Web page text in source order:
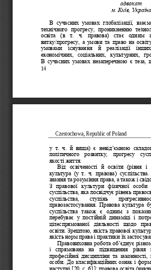
14
адвокат
м. Київ, Україна
В  сучасних  умовах  глобалізації,
технічного  прогресу,  проникненню
освіта  (в  т.  ч.  правова)  стає  одним
витку/прогресу,  а  умови  та  право  на
умовами  існування  й  реалізації
економічних,  соціальних,  культурних,
В  сучасних  умовах  незаперечною  є  теза,
Czestochowa, Republic of Poland
у  т.  ч.  й  вища)  є  невід’ємною
політичного  розвитку,  прогресу
якості життя.
Від  освіченості  й  освіти  (рівня
культура  (у  т.  ч.  правова)
знання та розуміння права, а також і
З  правової  культури фізичної  особи
суспільства, яка посвідчує рівень
суспільства,    ступінь
правозастосування.  Правова  культура
суспільства  також  є  одним  з
перебуває  у  постійній  динаміці  і
цілеспрямованої  діяльності  щодо
освіти. Зрештою, якість правової
якість норм права і практики їх
Правовиховна робота об’єднує
i
спрямована  на  підвищення  рівня
професійної  дисципліни  та  законності,
особи. До класифікаційних ознак і
наступні [20, c. 61]: правова освіта